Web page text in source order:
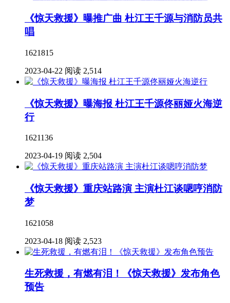
《惊天救援》曝推广曲 杜江王千源与消防员共
唱
1621815
2023-04-22 阅读 2,514
《惊天救援》曝海报 杜江王千源佟丽娅火海逆
行
1621136
2023-04-19 阅读 2,504
《惊天救援》重庆站路演 主演杜江谈嗯哼消防
梦
1621058
2023-04-18 阅读 2,523
生死救援，有燃有泪！《惊天救援》发布角色
预告